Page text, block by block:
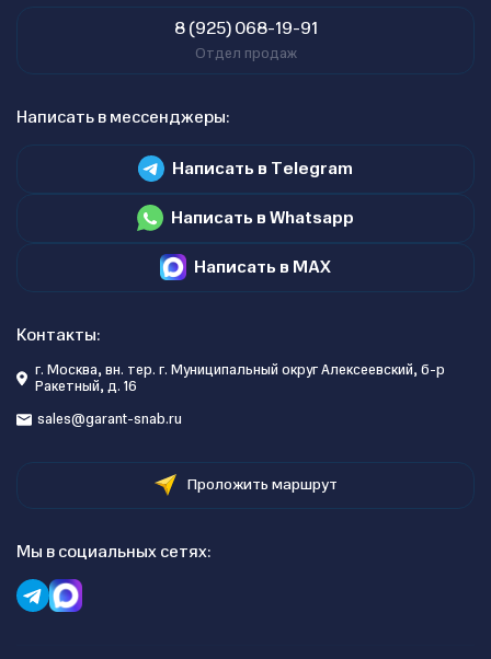
8 (925) 068-19-91
Отдел продаж
Написать в мессенджеры:
Написать в Telegram
Написать в Whatsapp
Написать в MAX
Контакты:
г. Москва, вн. тер. г. Муниципальный округ Алексеевский, б-р
Ракетный, д. 16
sales@garant-snab.ru
Проложить маршрут
Мы в социальных сетях: